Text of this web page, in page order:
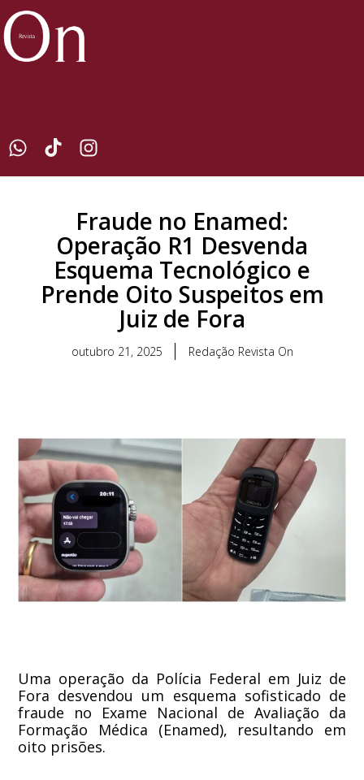
Fraude no Enamed:
Operação R1 Desvenda
Esquema Tecnológico e
Prende Oito Suspeitos em
Juiz de Fora
outubro 21, 2025 Redação Revista On
Uma operação da Polícia Federal em Juiz de
Fora desvendou um esquema sofisticado de
fraude no Exame Nacional de Avaliação da
Formação Médica (Enamed), resultando em
oito prisões.